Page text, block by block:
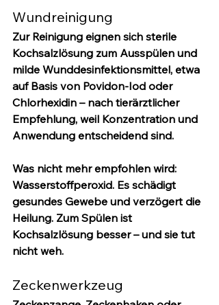
Wundreinigung
Zur Reinigung eignen sich sterile
Kochsalzlösung zum Ausspülen und
milde Wunddesinfektionsmittel, etwa
auf Basis von Povidon-Iod oder
Chlorhexidin – nach tierärztlicher
Empfehlung, weil Konzentration und
Anwendung entscheidend sind.
Was nicht mehr empfohlen wird:
Wasserstoffperoxid. Es schädigt
gesundes Gewebe und verzögert die
Heilung. Zum Spülen ist
Kochsalzlösung besser – und sie tut
nicht weh.
Zeckenwerkzeug